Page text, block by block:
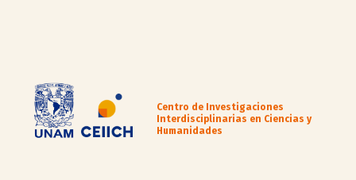
Centro de Investigaciones
Interdisciplinarias en Ciencias y
Humanidades